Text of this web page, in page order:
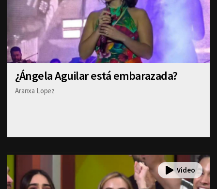
¿Ángela Aguilar está embarazada?
Aranxa Lopez